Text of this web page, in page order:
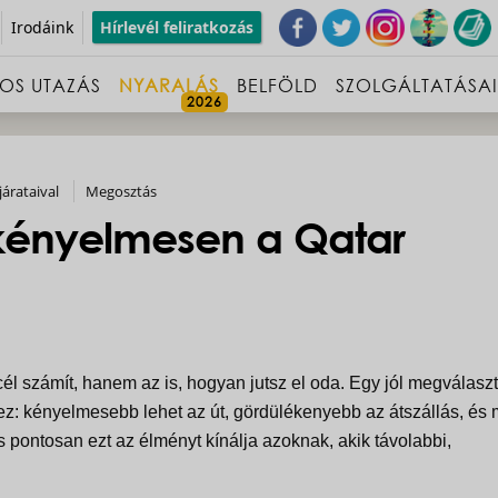
Irodáink Hírlevél feliratkozás
UTAZÁS NYARALÁS BELFÖLD
Megosztás
a Qatar
számít, hanem az is, hogyan jutsz el oda. Egy jól
kényelmesebb lehet az út, gördülékenyebb az átszállás, és
pontosan ezt az élményt kínálja azoknak, akik távolabbi,